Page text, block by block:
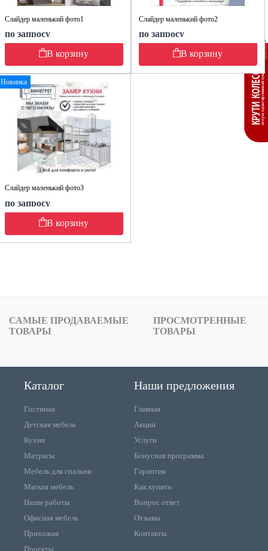
Слайдер маленький фото1
по запросу
В корзину
Слайдер маленький фото2
по запросу
В корзину
Новинка
Слайдер маленький фото3
по запросу
В корзину
САМЫЕ ПРОДАВАЕМЫЕ
ТОВАРЫ
ПРОСМОТРЕННЫЕ
ТОВАРЫ
Каталог
Гостиная
Детская мебель
Кухня
Матрасы
Мебель для спальни
Мягкая мебель
Наши работы
Офисная мебель
Прихожая
Проекты
Наши предложения
Главная
Акции
Услуги
Бонусная программа
Гарантия
Как купить
Вопрос ответ
Отзывы
Контакты